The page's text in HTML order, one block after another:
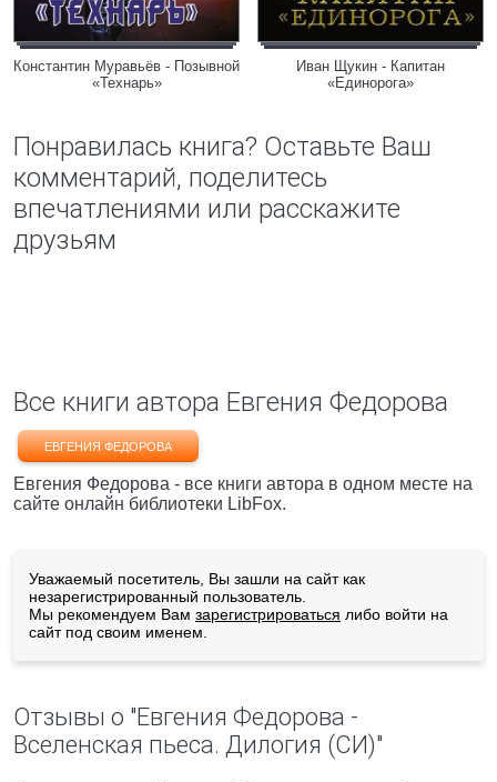
Константин Муравьёв - Позывной
«Технарь»
Иван Щукин - Капитан
«Единорога»
Понравилась книга? Оставьте Ваш
комментарий, поделитесь
впечатлениями или расскажите
друзьям
Все книги автора Евгения Федорова
ЕВГЕНИЯ ФЕДОРОВА
Евгения Федорова - все книги автора в одном месте на
сайте онлайн библиотеки LibFox.
Уважаемый посетитель, Вы зашли на сайт как
незарегистрированный пользователь.
Мы рекомендуем Вам зарегистрироваться либо войти на
сайт под своим именем.
Отзывы о "Евгения Федорова -
Вселенская пьеса. Дилогия (СИ)"